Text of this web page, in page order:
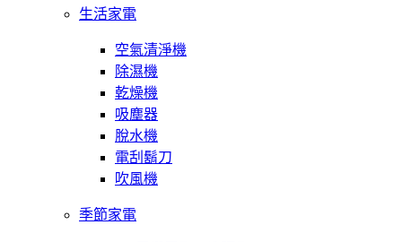
生活家電
空氣清淨機
除濕機
乾燥機
吸塵器
脫水機
電刮鬍刀
吹風機
季節家電